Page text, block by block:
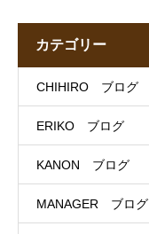
カテゴリー
CHIHIRO ブログ
ERIKO ブログ
KANON ブログ
MANAGER ブログ